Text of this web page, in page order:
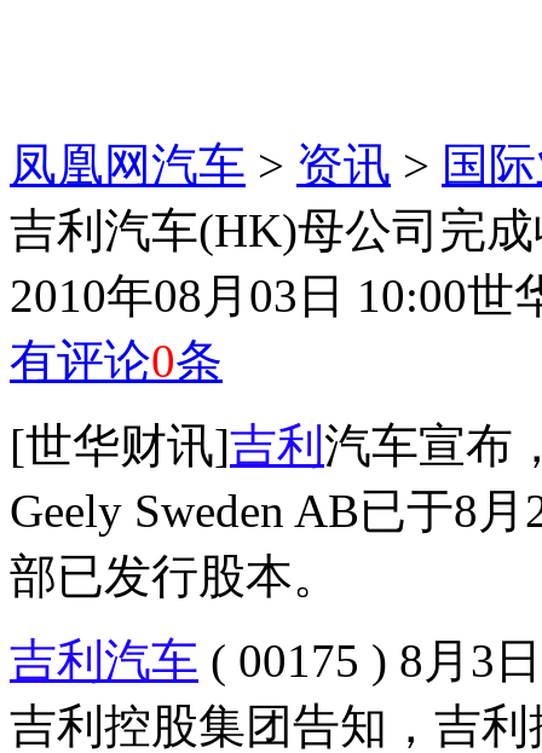
凤凰网汽车 > 资讯 > 国
吉利汽车(HK)母公司完
2010年08月03日 10:00世
有评论0条
[世华财讯]吉利 汽车宣布
Geely Sweden AB已于8
部已发行股本。
吉利汽车 ( 00175 ) 8月3
吉利控股集团告知，吉利